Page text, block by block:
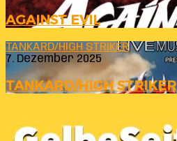
AGAINST EVIL
TANKARD/HIGH STRIKER
7. Dezember 2025
TANKARD/HIGH STRIKER